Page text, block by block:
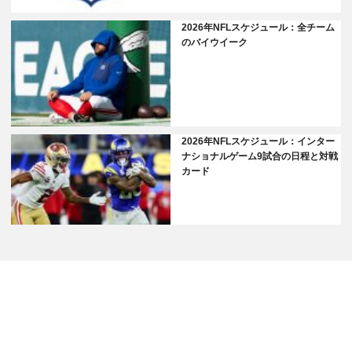
2026年NFLスケジュール：全チーム
のバイウイーク
2026年NFLスケジュール：インター
ナショナルゲーム9試合の日程と対戦
カード